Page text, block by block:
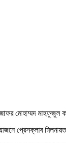
মোহাম্মদ মাহফুজুল
প্রেসক্লাব